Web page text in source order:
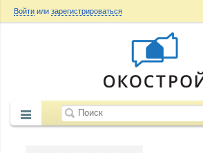
Войти или зарегистрироваться